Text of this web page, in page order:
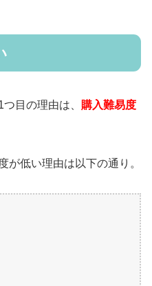
目の理由は、 購入難易度
が低い理由は以下の通り。